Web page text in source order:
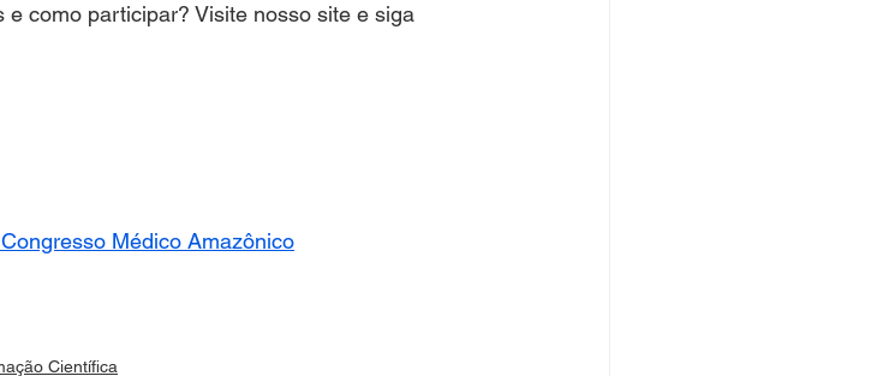
como participar? Visite nosso site e siga
Médico Amazônico
Científica